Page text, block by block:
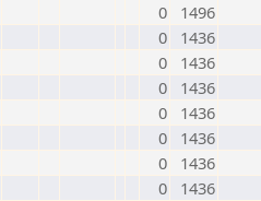
0
1496
0
1436
0
1436
0
1436
0
1436
0
1436
0
1436
0
1436